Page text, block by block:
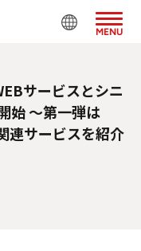
MENU
サービスとシニ
始 ～第一弾は
連サービスを紹介